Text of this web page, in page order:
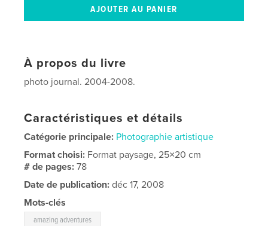
À propos du livre
photo journal. 2004-2008.
Caractéristiques et détails
Catégorie principale: Photographie artistique
Format choisi: Format paysage, 25×20 cm
# de pages:78
Date de publication: déc 17, 2008
Mots-clés
amazing adventures